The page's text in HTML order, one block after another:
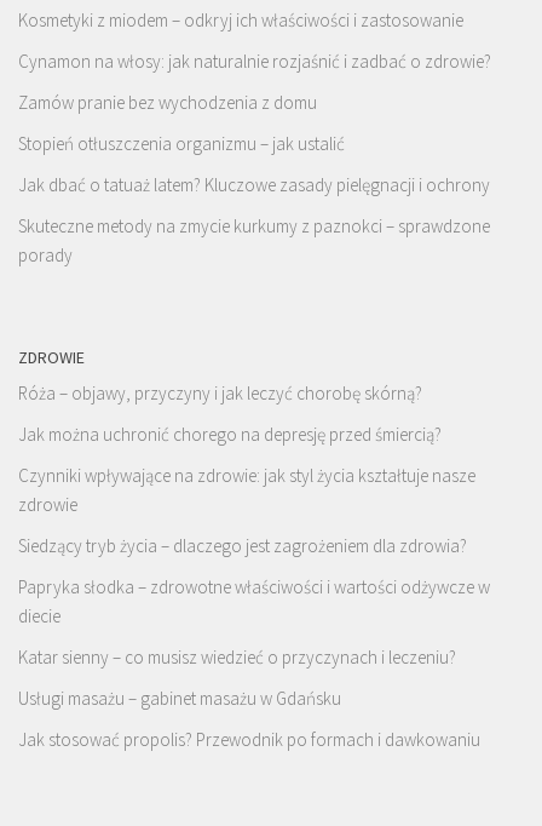
Kosmetyki z miodem – odkryj ich właściwości i zastosowanie
Cynamon na włosy: jak naturalnie rozjaśnić i zadbać o zdrowie?
Zamów pranie bez wychodzenia z domu
Stopień otłuszczenia organizmu – jak ustalić
Jak dbać o tatuaż latem? Kluczowe zasady pielęgnacji i ochrony
Skuteczne metody na zmycie kurkumy z paznokci – sprawdzone
porady
ZDROWIE
Róża – objawy, przyczyny i jak leczyć chorobę skórną?
Jak można uchronić chorego na depresję przed śmiercią?
Czynniki wpływające na zdrowie: jak styl życia kształtuje nasze
zdrowie
Siedzący tryb życia – dlaczego jest zagrożeniem dla zdrowia?
Papryka słodka – zdrowotne właściwości i wartości odżywcze w
diecie
Katar sienny – co musisz wiedzieć o przyczynach i leczeniu?
Usługi masażu – gabinet masażu w Gdańsku
Jak stosować propolis? Przewodnik po formach i dawkowaniu